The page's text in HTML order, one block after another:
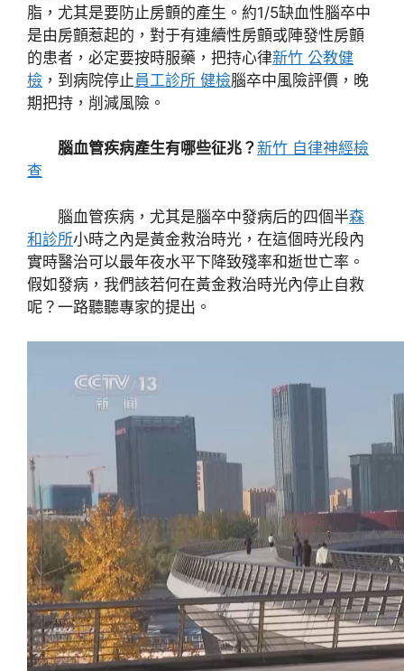
脂，尤其是要防止房顫的產生。約1/5缺血性腦卒中
是由房顫惹起的，對于有連續性房顫或陣發性房顫
的患者，必定要按時服藥，把持心律新竹 公教健
檢 ，到病院停止員工診所 健檢腦卒中風險評價，晚
期把持，削減風險。
腦血管疾病產生有哪些征兆？新竹 自律神經檢
查
腦血管疾病，尤其是腦卒中發病后的四個半森
和診所小時之內是黃金救治時光，在這個時光段內
實時醫治可以最年夜水平下降致殘率和逝世亡率。
假如發病，我們該若何在黃金救治時光內停止自救
呢？一路聽聽專家的提出。